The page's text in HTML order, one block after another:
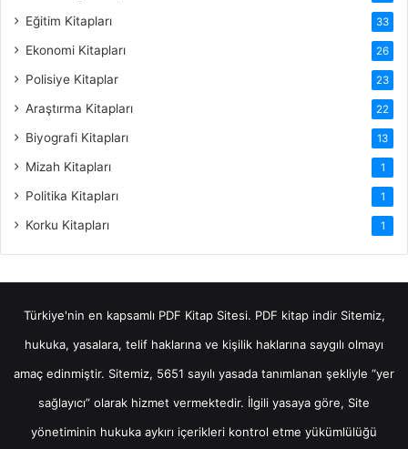
Eğitim Kitapları 33
Ekonomi Kitapları 26
Polisiye Kitaplar 23
Araştırma Kitapları 22
Biyografi Kitapları 13
Mizah Kitapları 1
Politika Kitapları 1
Korku Kitapları 1
Türkiye'nin en kapsamlı PDF Kitap Sitesi. PDF kitap indirSitemiz,
hukuka, yasalara, telif haklarına ve kişilik haklarına saygılı olmayı
amaç edinmiştir. Sitemiz, 5651 sayılı yasada tanımlanan şekliyle “yer
sağlayıcı” olarak hizmet vermektedir. İlgili yasaya göre, Site
yönetiminin hukuka aykırı içerikleri kontrol etme yükümlülüğü